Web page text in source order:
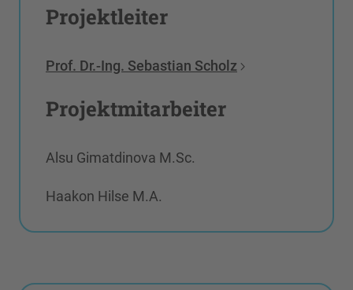
Projektleiter
Prof. Dr.-Ing. Sebastian Scholz
Projektmitarbeiter
Alsu Gimatdinova M.Sc.
Haakon Hilse M.A.